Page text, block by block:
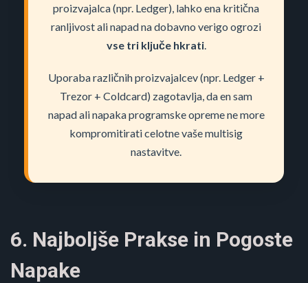
proizvajalca (npr. Ledger), lahko ena kritična
ranljivost ali napad na dobavno verigo ogrozi
vse tri ključe hkrati.
Uporaba različnih proizvajalcev (npr. Ledger +
Trezor + Coldcard) zagotavlja, da en sam
napad ali napaka programske opreme ne more
kompromitirati celotne vaše multisig
nastavitve.
6. Najboljše Prakse in Pogoste
Napake